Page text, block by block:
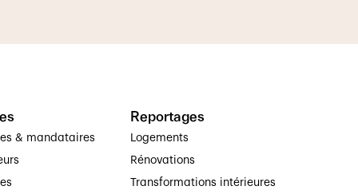
& mandataires
Reportages
Logements
Rénovations
Transformations intérieures